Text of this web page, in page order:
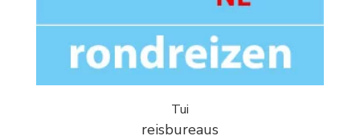
Tui
reisbureaus